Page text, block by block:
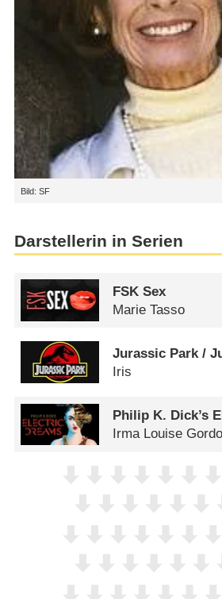
Bild: SF
Darstellerin in Serien
FSK Sex
Marie Tasso
Jurassic Park /​
Iris
Philip K. Dick’s
Irma Louise